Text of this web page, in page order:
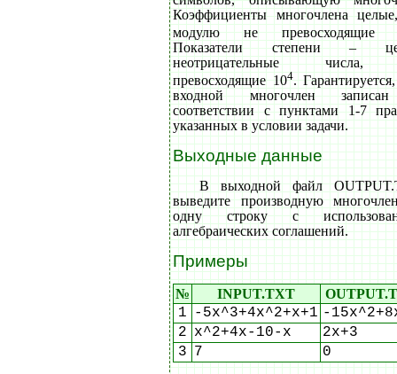
Коэффициенты многочлена
модулю не превосходящие
Показатели степени –
неотрицательные
превосходящие 104.
входной многочлен
соответствии с пунктами 1-7
указанных в условии задачи.
Выходные данные
В выходной файл
выведите производную
одну строку с
алгебраических соглашений.
Примеры
№ INPUT.TXT
1 -5x^3+4x^2+x+1 -
2 x^2+4x-10-x
2x+3
3 7 0